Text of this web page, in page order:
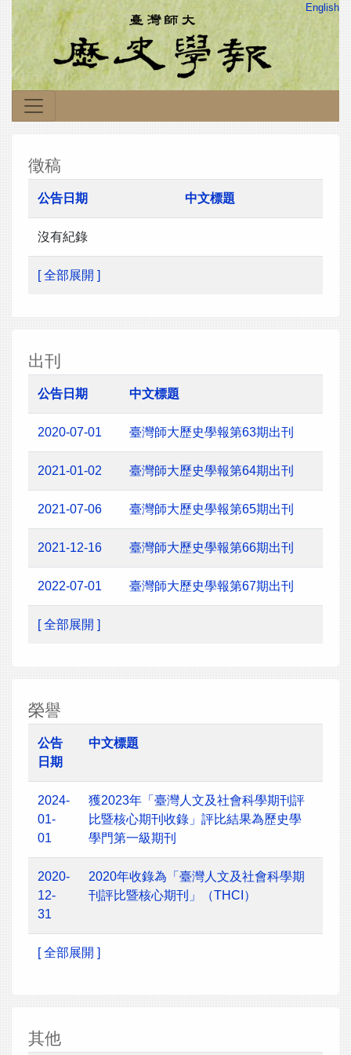
English
徵稿
公告日期 中文標題
沒有紀錄
[ 全部展開 ]
出刊
公告日期 中文標題
2020-07-01 臺灣師大歷史學報第63期出刊
2021-01-02 臺灣師大歷史學報第64期出刊
2021-07-06 臺灣師大歷史學報第65期出刊
2021-12-16 臺灣師大歷史學報第66期出刊
2022-07-01 臺灣師大歷史學報第67期出刊
[ 全部展開 ]
榮譽
公告
日期
中文標題
2024-
01-
01
獲2023年「臺灣人文及社會科學期刊評
比暨核心期刊收錄」評比結果為歷史學
學門第一級期刊
2020-
12-
31
2020年收錄為「臺灣人文及社會科學期
刊評比暨核心期刊」（THCI）
[ 全部展開 ]
其他